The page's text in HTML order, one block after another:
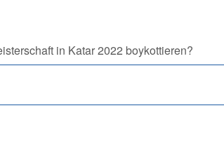
in Katar 2022 boykottieren?